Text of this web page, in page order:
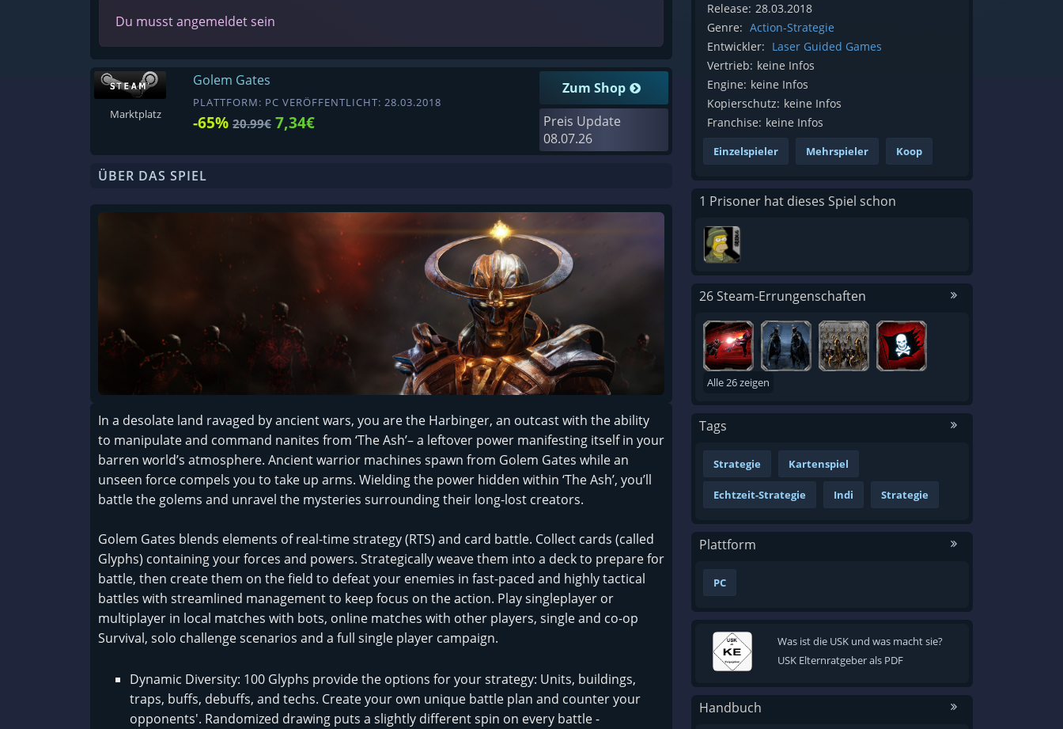
Du musst angemeldet sein
Marktplatz
Golem Gates
PLATTFORM: PC VERÖFFENTLICHT: 28.03.2018
-65% 20.99€ 7,34€
Zum Shop
Preis Update
08.07.26
ÜBER DAS SPIEL
In a desolate land ravaged by ancient wars, you are the Harbinger, an outcast with the ability
to manipulate and command nanites from ‘The Ash’– a leftover power manifesting itself in your
barren world’s atmosphere. Ancient warrior machines spawn from Golem Gates while an
unseen force compels you to take up arms. Wielding the power hidden within ‘The Ash’, you’ll
battle the golems and unravel the mysteries surrounding their long-lost creators.
Golem Gates blends elements of real-time strategy (RTS) and card battle. Collect cards (called
Glyphs) containing your forces and powers. Strategically weave them into a deck to prepare for
battle, then create them on the field to defeat your enemies in fast-paced and highly tactical
battles with streamlined management to keep focus on the action. Play singleplayer or
multiplayer in local matches with bots, online matches with other players, single and co-op
Survival, solo challenge scenarios and a full single player campaign.
Dynamic Diversity: 100 Glyphs provide the options for your strategy: Units, buildings,
traps, buffs, debuffs, and techs. Create your own unique battle plan and counter your
opponents'. Randomized drawing puts a slightly different spin on every battle -
Release: 28.03.2018
Genre: Action-Strategie
Entwickler: Laser Guided Games
Vertrieb: keine Infos
Engine: keine Infos
Kopierschutz: keine Infos
Franchise: keine Infos
Einzelspieler Mehrspieler Koop
1 Prisoner hat dieses Spiel schon
26 Steam-Errungenschaften
Alle 26 zeigen
Tags
Strategie Kartenspiel
Echtzeit-Strategie Indi Strategie
Plattform
PC
Was ist die USK und was macht sie?
USK Elternratgeber als PDF
Handbuch